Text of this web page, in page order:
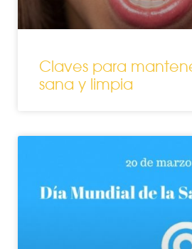
Claves para
sana y limpia